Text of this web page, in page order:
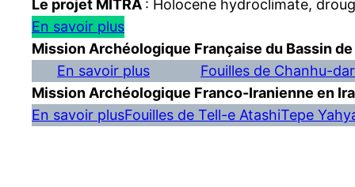
Le projet MITRA : Holocene hydroclimate,
En savoir plus
Mission Archéologique Française du Bassin de
En savoir plus
Fouilles de Chanhu-
Mission Archéologique Franco-Iranienne en
En savoir plusFouilles de Tell-e AtashiTepe